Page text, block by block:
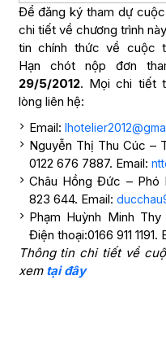
Để đăng ký tham dự
chi tiết về chương trình
tin chính thức về cuộc
Hạn chót nộp đơn
29/5/2012. Mọi chi tiết
lòng liên hệ:
Email:
Nguyễn Thị Thu Cúc –
0122 676 7887. Email:
Châu Hồng Đức –
823 644. Email:
Phạm Huỳnh Minh
Điện thoại:0166 911 1191.
Thông tin chi tiết về
xem tại đây